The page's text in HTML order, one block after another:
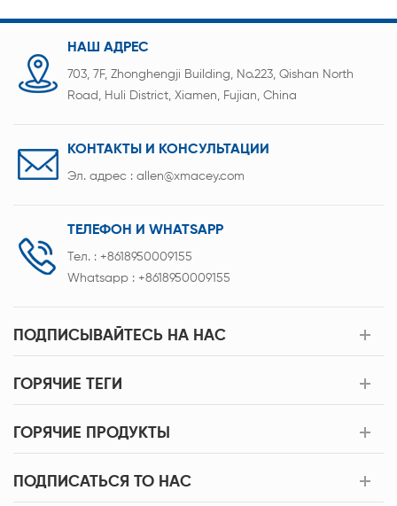
себя приспособление и размещенный на
пластине корпус приспособления, зарядку,
напряжения, источник постоянного тока,
разрядку, схему управления хранением, схему
главный процессор управления, память данных,
микроконтроллер. панель программирования и
НАШ АДРЕС
703, 7F, Zhonghengji Building, No.223, Qishan North
Road, Huli District, Xiamen, Fujian, China
КОНТАКТЫ И КОНСУЛЬТАЦИИ
Эл. адрес : allen@xmacey.com
ТЕЛЕФОН И WHATSAPP
Тел. : +8618950009155
Whatsapp : +8618950009155
ПОДПИСЫВАЙТЕСЬ НА НАС
ГОРЯЧИЕ ТЕГИ
ГОРЯЧИЕ ПРОДУКТЫ
ПОДПИСАТЬСЯ TO НАС